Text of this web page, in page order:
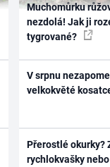
Muchomůrku
nezdolá! Jak ji
tygrované?
V srpnu
velkokvěté
Přerostlé okurky?
rychlokvašky